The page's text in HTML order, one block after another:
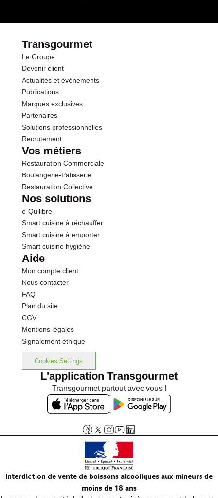
Transgourmet
Le Groupe
Devenir client
Actualités et événements
Publications
Marques exclusives
Partenaires
Solutions professionnelles
Recrutement
Vos métiers
Restauration Commerciale
Boulangerie-Pâtisserie
Restauration Collective
Nos solutions
e-Quilibre
Smart cuisine à réchauffer
Smart cuisine à emporter
Smart cuisine hygiène
Aide
Mon compte client
Nous contacter
FAQ
Plan du site
CGV
Mentions légales
Signalement éthique
Cookies Settings
L'application Transgourmet
Transgourmet partout avec vous !
Interdiction de vente de boissons alcooliques aux mineurs de
moins de 18 ans